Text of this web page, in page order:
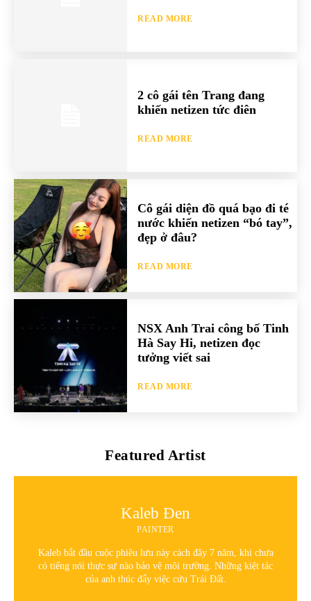
READ MORE
2 cô gái tên Trang đang
khiến netizen tức điên
READ MORE
Cô gái diện đồ quá bạo đi té
nước khiến netizen “bó tay”,
đẹp ở đâu?
READ MORE
NSX Anh Trai công bố Tinh
Hà Say Hi, netizen đọc
tưởng viết sai
READ MORE
Featured Artist
Kaleb Đen
PAINTER
Kaleb bắt đầu cuộc phiêu lưu này cách đây 7 năm, khi chưa
có tiếng nói thực sự nào bảo vệ môi trường. Những kiệt tác
của anh thúc đẩy việc cứu Trái Đất.